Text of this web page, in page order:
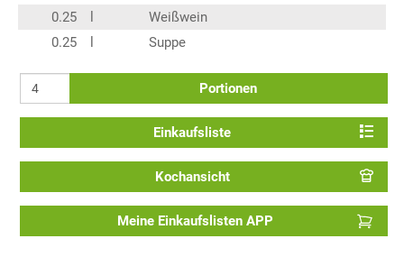
0.25
Weißwein
0.25
Suppe
Portionen
Einkaufsliste
Kochansicht
Meine Einkaufslisten APP